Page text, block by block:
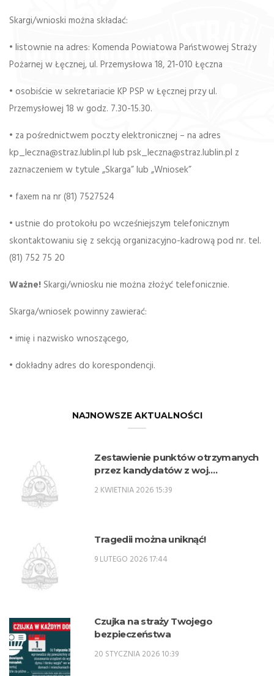
Skargi/wnioski można składać:
• listownie na adres: Komenda Powiatowa Państwowej Straży
Pożarnej w Łęcznej, ul. Przemysłowa 18, 21-010 Łęczna
• osobiście w sekretariacie KP PSP w Łęcznej przy ul.
Przemysłowej 18 w godz. 7.30-15.30.
• za pośrednictwem poczty elektronicznej – na adres
kp_leczna@straz.lublin.pl lub psk_leczna@straz.lublin.pl z
zaznaczeniem w tytule „Skarga” lub „Wniosek”
• faxem na nr (81) 7527524
• ustnie do protokołu po wcześniejszym telefonicznym
skontaktowaniu się z sekcją organizacyjno-kadrową pod nr. tel.
(81) 752 75 20
Ważne!Skargi/wniosku nie można złożyć telefonicznie.
Skarga/wniosek powinny zawierać:
• imię i nazwisko wnoszącego,
• dokładny adres do korespondencji.
NAJNOWSZE AKTUALNOŚCI
Zestawienie punktów otrzymanych
przez kandydatów z woj.
przeszkolenie zawodowe
r. – SPO
2 KWIETNIA 2026 15:39
Tragedii można uniknąć!
9 LUTEGO 2026 17:44
Czujka na straży Twojego
bezpieczeństwa
20 STYCZNIA 2026 10:39